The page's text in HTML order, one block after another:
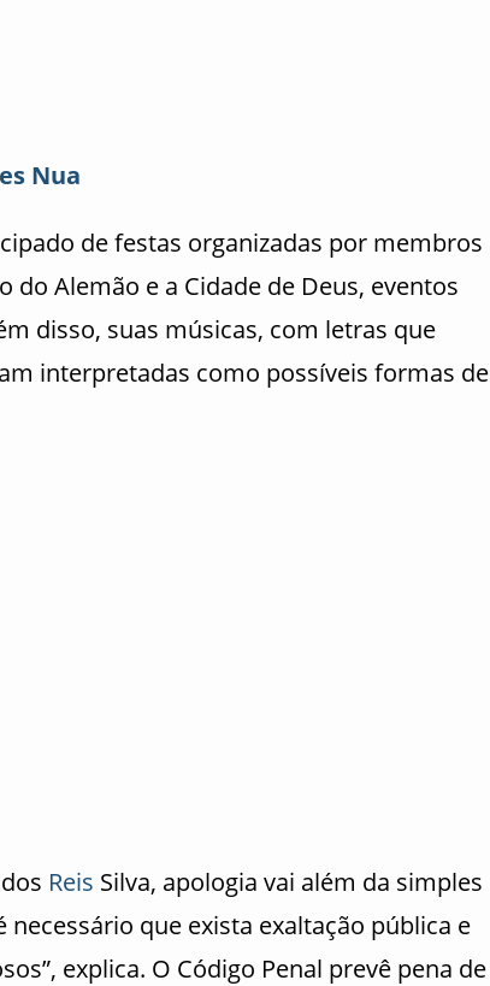
Nua
de festas organizadas por membros
Alemão e a Cidade de Deus, eventos
disso, suas músicas, com letras que
interpretadas como possíveis formas de
Reis Silva, apologia vai além da simples
que exista exaltação pública e
explica. O Código Penal prevê pena de